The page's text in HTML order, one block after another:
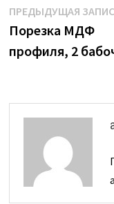
Навигация
по
записям
ПРЕДЫДУЩАЯ
Порезка МДФ
профиля, 2